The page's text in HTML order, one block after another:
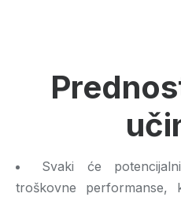
Svaki će
troškovne performanse,